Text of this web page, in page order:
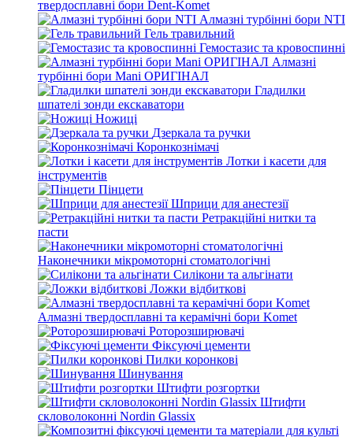
твердосплавні бори Dent-Komet
Алмазні турбінні бори NTI
Гель травильний
Гемостазис та кровоспинні
Алмазні
турбінні бори Mani ОРИГІНАЛ
Гладилки
шпателі зонди екскаватори
Ножиці
Дзеркала та ручки
Коронкознімачі
Лотки і касети для
інструментів
Пінцети
Шприци для анестезії
Ретракційні нитки та
пасти
Наконечники мікромоторні стоматологічні
Силікони та альгінати
Ложки відбиткові
Алмазні твердосплавні та керамічні бори Komet
Роторозширювачі
Фіксуючі цементи
Пилки коронкові
Шинування
Штифти розгортки
Штифти
скловолоконні Nordin Glassix